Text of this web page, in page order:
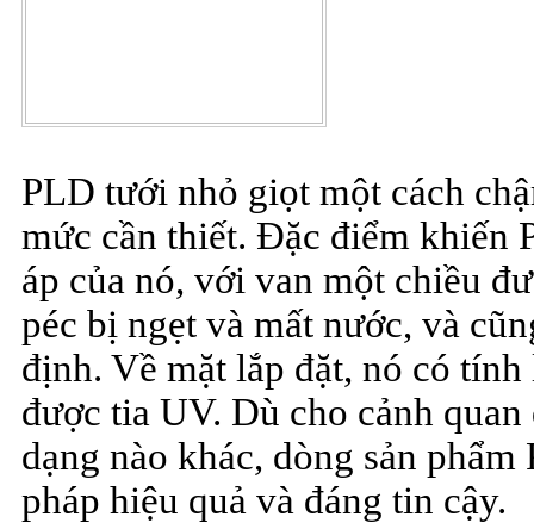
PLD tưới nhỏ giọt một cách
mức cần thiết. Đặc điểm khiến
áp của nó, với van một chiều
péc bị ngẹt và mất nước, và
định. Về mặt lắp đặt, nó có
được tia UV. Dù cho cảnh
dạng nào khác, dòng sản
pháp hiệu quả và đáng tin cậy.